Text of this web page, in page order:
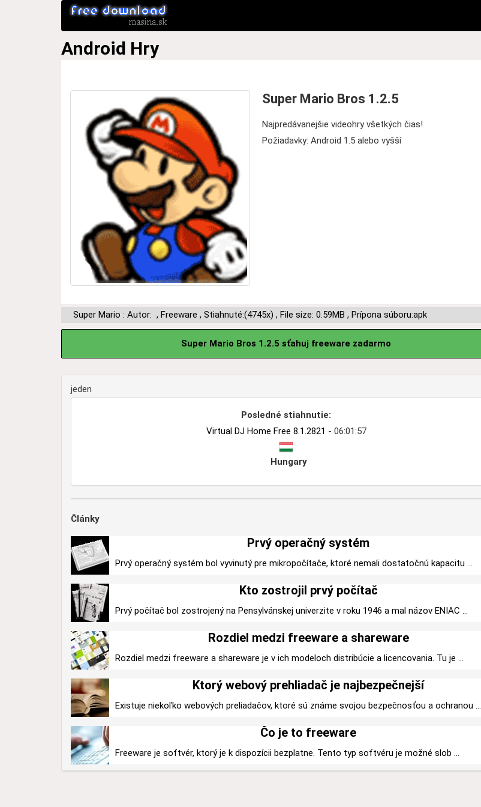
Android Hry
Super Mario Bros 1.2.5
Najpredávanejšie videohry všetkých čias!
Požiadavky: Android 1.5 alebo vyšší
Super Mario : Autor: , Freeware , Stiahnuté:(4745x) , File size: 0.59MB , Prípona súboru:apk
Super Mario Bros 1.2.5 sťahuj freeware zadarmo
jeden
Posledné stiahnutie:
Virtual DJ Home Free 8.1.2821 - 06:01:57
Hungary
Články
Prvý operačný systém
Prvý operačný systém bol vyvinutý pre mikropočítače, ktoré nemali dostatočnú kapacitu ...
Kto zostrojil prvý počítač
Prvý počítač bol zostrojený na Pensylvánskej univerzite v roku 1946 a mal názov ENIAC ...
Rozdiel medzi freeware a shareware
Rozdiel medzi freeware a shareware je v ich modeloch distribúcie a licencovania. Tu je ...
Ktorý webový prehliadač je najbezpečnejší
Existuje niekoľko webových preliadačov, ktoré sú známe svojou bezpečnosťou a ochranou ...
Čo je to freeware
Freeware je softvér, ktorý je k dispozícii bezplatne. Tento typ softvéru je možné slob ...